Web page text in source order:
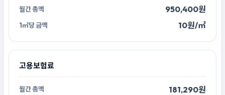
950,400원
10원/㎡
고용보험료
181,290원